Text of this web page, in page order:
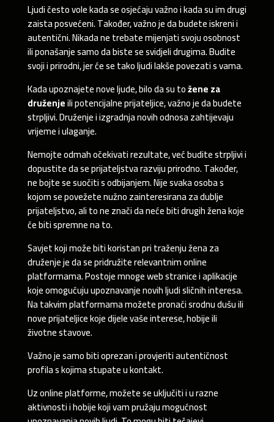
Ljudi često vole kada se osjećaju važno i kada su im drugi
zaista posvećeni. Također, važno je da budete iskreni i
autentični. Nikada ne trebate mijenjati svoju osobnost
ili ponašanje samo da biste se svidjeli drugima. Budite
svoji i prirodni, jer će se tako ljudi lakše povezati s vama.
Kada upoznajete nove ljude, bilo da su tožene za
druženjeili potencijalne prijateljice, važno je da budete
strpljivi. Druženje i izgradnja novih odnosa zahtijevaju
vrijeme i ulaganje.
Nemojte odmah očekivati rezultate, već budite strpljivi i
dopustite da se prijateljstva razviju prirodno. Također,
ne bojte se suočiti s odbijanjem. Nije svaka osoba s
kojom se povežete nužno zainteresirana za dublje
prijateljstvo, ali to ne znači da neće biti drugih žena koje
će biti spremne na to.
Savjet koji može biti koristan pri traženju žena za
druženje je da se pridružite relevantnim online
platformama. Postoje mnoge web stranice i aplikacije
koje omogućuju upoznavanje novih ljudi sličnih interesa.
Na takvim platformama možete pronaći srodnu dušu ili
nove prijateljice koje dijele vaše interese, hobije ili
životne stavove.
Važno je samo biti oprezan i provjeriti autentičnost
profila s kojima stupate u kontakt.
Uz online platforme, možete se uključiti i u razne
aktivnosti i hobije koji vam pružaju mogućnost